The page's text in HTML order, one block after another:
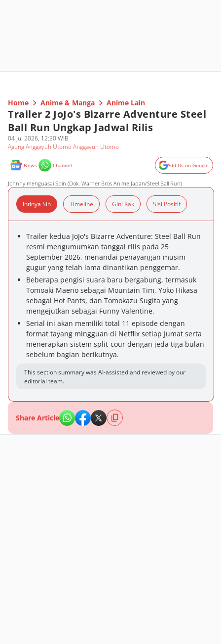
Home Anime & Manga Anime Lain
Trailer 2 JoJo's Bizarre Adventure Steel
Ball Run Ungkap Jadwal Rilis
04 Jul 2026, 12:30 WIB
Agung Anggayuh Utomo Anggayuh Utomo
News Channel Add Us on Google
Johnny menguasai Spin (Dok. Warner Bros Anime Japan/Steel Ball Run)
Intinya Sih Timeline Gini Kak Sisi Positif
Trailer kedua JoJo's Bizarre Adventure: Steel Ball Run
resmi mengumumkan tanggal rilis pada 25
September 2026, menandai penayangan musim
gugur yang telah lama dinantikan penggemar.
Beberapa pengisi suara baru bergabung, termasuk
Tomoaki Maeno sebagai Mountain Tim, Yoko Hikasa
sebagai Hot Pants, dan Tomokazu Sugita yang
mengejutkan sebagai Funny Valentine.
Serial ini akan memiliki total 11 episode dengan
format tayang mingguan di Netflix setiap Jumat serta
menerapkan sistem split-cour dengan jeda tiga bulan
sebelum bagian berikutnya.
This section summary was AI-assisted and reviewed by our
editorial team.
Share Article